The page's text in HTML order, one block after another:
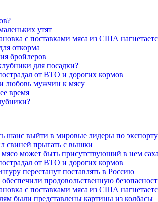
утят
с поставками мяса из США
откорма
бройлеров
для посадки?
от ВТО и дорогих кормов
любовь мужчин к мясу
время
шанс выйти в мировые лидеры по
свиней прыгать с вышки
может быть присутствуюший в нем
от ВТО и дорогих кормов
перестанут поставлять в Россию
продовольственную
с поставками мяса из США
были представлены картины из колбасы